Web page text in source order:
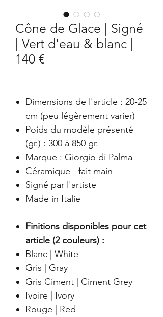
Cône de Glace | Signé
| Vert d'eau & blanc |
140 €
Dimensions de l'article : 20-25
cm (peu légèrement varier)
Poids du modèle présenté
(gr.) : 300 à 850 gr.
Marque : Giorgio di Palma
Céramique - fait main
Signé par l'artiste
Made in Italie
Finitions disponibles pour cet
article (2 couleurs) :
Blanc | White
Gris | Gray
Gris Ciment | Ciment Grey
Ivoire | Ivory
Rouge | Red